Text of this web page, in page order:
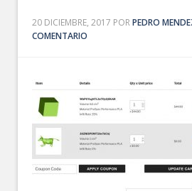
20 DICIEMBRE, 2017 PORPEDRO
COMENTARIO